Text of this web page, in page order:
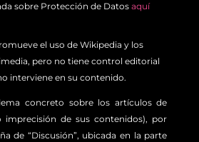
sobre Protección de Datos aquí
el uso de Wikipedia y los
pero no tiene control editorial
interviene en su contenido.
concreto sobre los artículos de
imprecisión de sus contenidos), por
de “Discusión”, ubicada en la parte